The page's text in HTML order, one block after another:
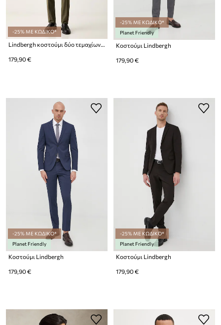
-25% ΜΕ ΚΩΔΙΚΟ*
Lindbergh κοστούμι δύο τεμαχίων ανδρικό με βισκόζη
179,90 €
-25% ΜΕ ΚΩΔΙΚΟ*
Planet Friendly
Κοστούμι Lindbergh
179,90 €
-25% ΜΕ ΚΩΔΙΚΟ*
Planet Friendly
Κοστούμι Lindbergh
179,90 €
-25% ΜΕ ΚΩΔΙΚΟ*
Planet Friendly
Κοστούμι Lindbergh
179,90 €